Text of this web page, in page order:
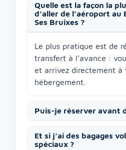
Quelle est la façon la
d’aller de l’aéroport au
Ses Bruixes ?
Le plus pratique est de
transfert à l’avance :
et arrivez directement à
hébergement.
Puis-je réserver avant
Et si j’ai des bagages
spéciaux ?